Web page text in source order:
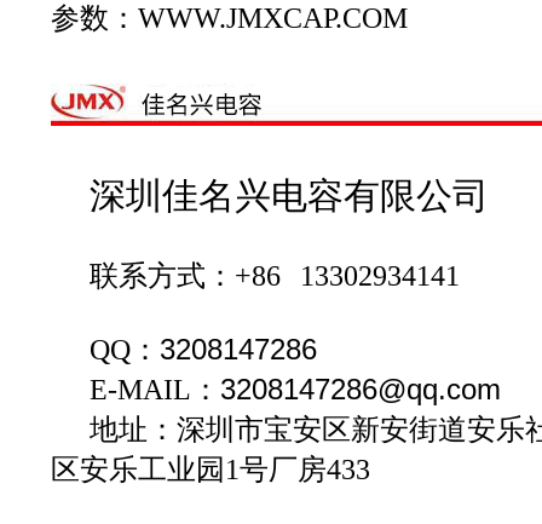
参数：WWW.JMXCAP.COM
深圳佳名兴电容有限公司
联系方式：+86 13302934141
QQ： 3208147286
E-MAIL： 3208147286@qq.com
地址：深圳市宝安区新安街道安乐
区安乐工业园1号厂房433